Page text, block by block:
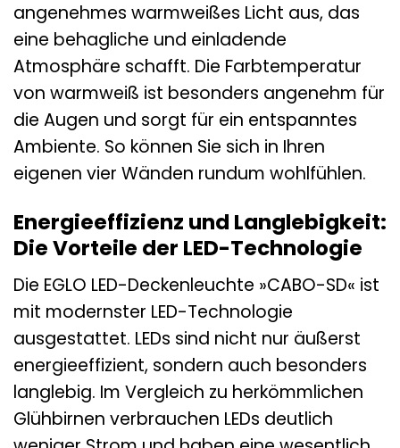
angenehmes warmweißes Licht aus, das
eine behagliche und einladende
Atmosphäre schafft. Die Farbtemperatur
von warmweiß ist besonders angenehm für
die Augen und sorgt für ein entspanntes
Ambiente. So können Sie sich in Ihren
eigenen vier Wänden rundum wohlfühlen.
Energieeffizienz und Langlebigkeit:
Die Vorteile der LED-Technologie
Die EGLO LED-Deckenleuchte »CABO-SD« ist
mit modernster LED-Technologie
ausgestattet. LEDs sind nicht nur äußerst
energieeffizient, sondern auch besonders
langlebig. Im Vergleich zu herkömmlichen
Glühbirnen verbrauchen LEDs deutlich